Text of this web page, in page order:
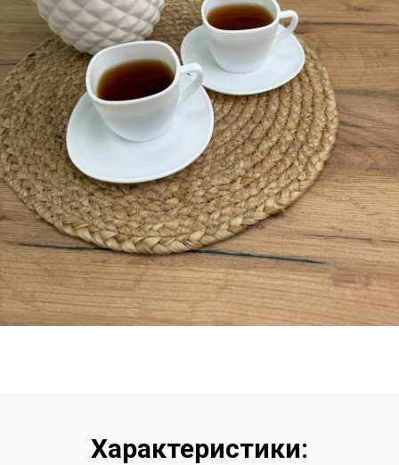
Характеристики: